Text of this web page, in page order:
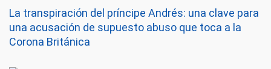
La transpiración del príncipe Andrés: una clave para
una acusación de supuesto abuso que toca a la
Corona Británica